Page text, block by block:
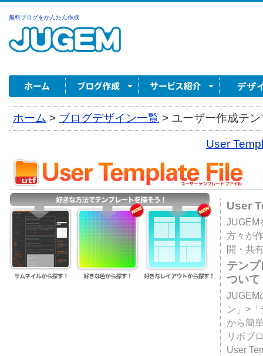
無料ブログをかんたん作成
ホーム > ブログデザイン一覧 > ユーザー作成テ
User
User
JUGEM
方々が
開・共
テン
ついて
JUGEM
ン」>
から簡
リポブ
User